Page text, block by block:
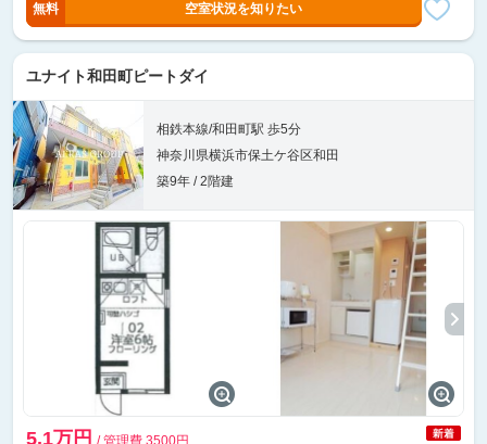
無料 空室状況を知りたい
ユナイト和田町ピートダイ
相鉄本線/和田町駅 歩5分
神奈川県横浜市保土ケ谷区和田
築9年 / 2階建
5.1万円 / 管理費 3500円